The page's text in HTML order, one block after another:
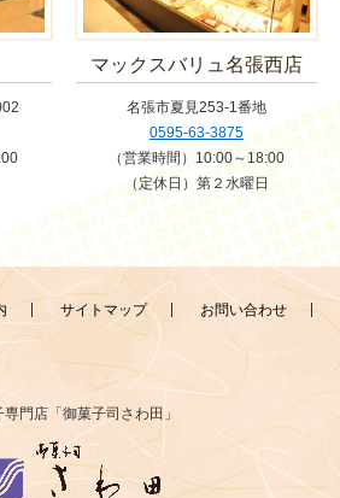
マックスバリュ名張西店
名張市夏見253-1番地
0595-63-3875
（営業時間）10:00～18:00
（定休日）第２水曜日
サイトマップ お問い合わせ
門店「御菓子司さわ田」